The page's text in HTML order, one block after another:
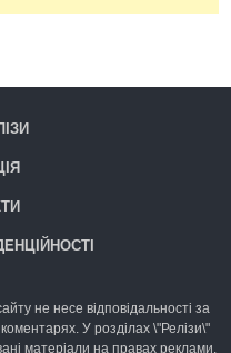
не несе відповідальності за
У розділах \"Релізи\"
матеріали на правах реклами.